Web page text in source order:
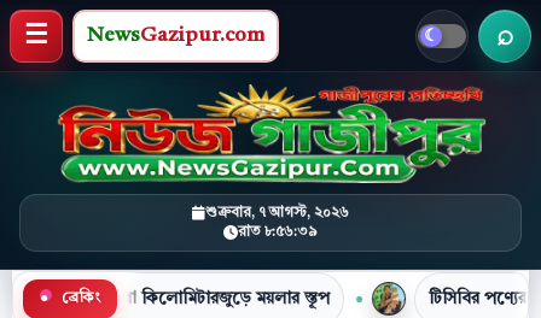
শুক্রবার, ৭ আগস্ট, ২০২৬
রাত ৮:৫৬:৪০
মেনু খুলুন
NewsGazipur.com
● ব্রেকিং ময়লার স্তূপ টিসিবির পণ্যের লাইনে দাঁড়িয়ে